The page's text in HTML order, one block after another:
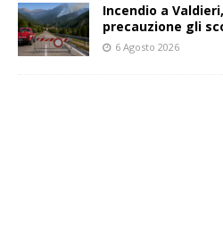
Incendio a
precauzione gli
6 Agosto 2026